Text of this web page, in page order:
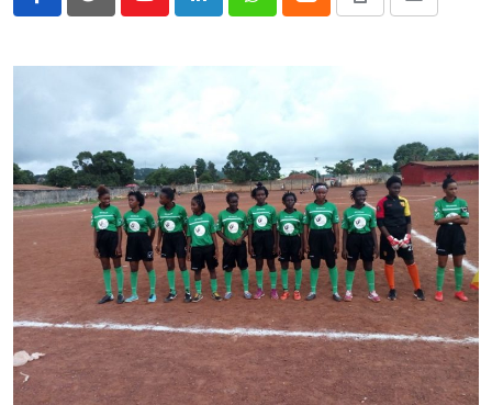
YoutubeLinkedInWhatsappCloud Print
Share